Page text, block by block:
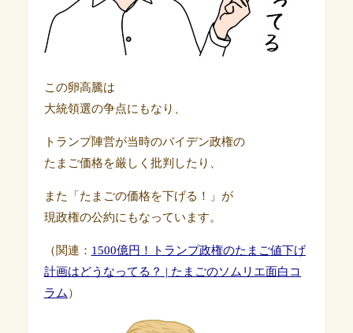
この卵高騰は
大統領選の争点にもなり、
トランプ陣営が当時のバイデン政権の
たまご価格を厳しく批判したり、
また「たまごの価格を下げる！」が
現政権の公約にもなっています。
（関連： 1500億円！トランプ政権のたまご値下げ
計画はどうなってる？ | たまごのソムリエ面白コ
ラム）